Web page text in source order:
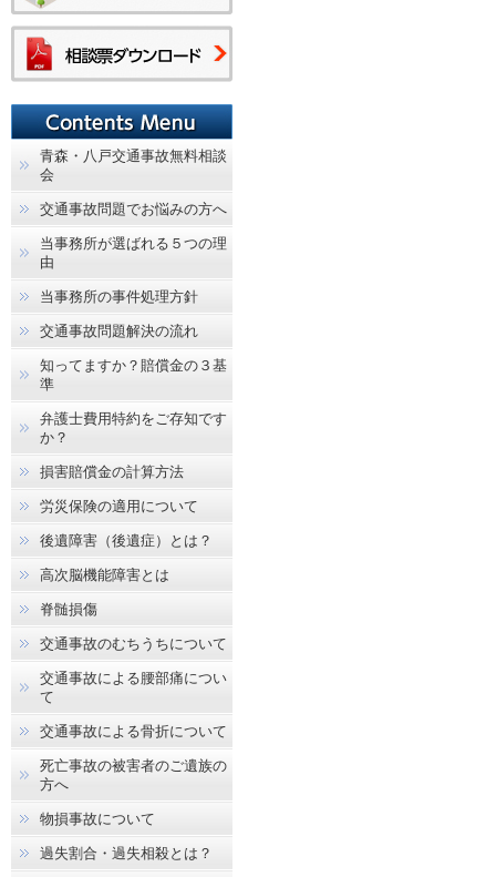
青森・八戸交通事故無料相談
会
交通事故問題でお悩みの方へ
当事務所が選ばれる５つの理
由
当事務所の事件処理方針
交通事故問題解決の流れ
知ってますか？賠償金の３基
準
弁護士費用特約をご存知です
か？
損害賠償金の計算方法
労災保険の適用について
後遺障害（後遺症）とは？
高次脳機能障害とは
脊髄損傷
交通事故のむちうちについて
交通事故による腰部痛につい
て
交通事故による骨折について
死亡事故の被害者のご遺族の
方へ
物損事故について
過失割合・過失相殺とは？